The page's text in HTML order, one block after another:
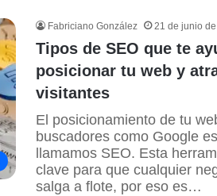
Fabriciano González 21 de junio
Tipos de SEO que te
posicionar tu web y
visitantes
El posicionamiento de tu
buscadores como Google
llamamos SEO. Esta
clave para que cualquier
salga a flote, por eso es…